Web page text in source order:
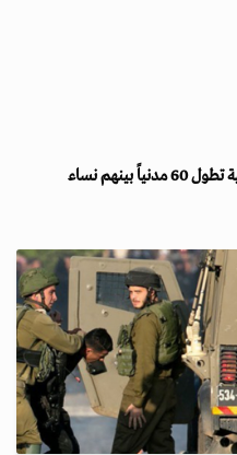
حملة اعتقالات إسرائيلية في الضفة الغربية تطول 60 مدنياً بينهم نساء